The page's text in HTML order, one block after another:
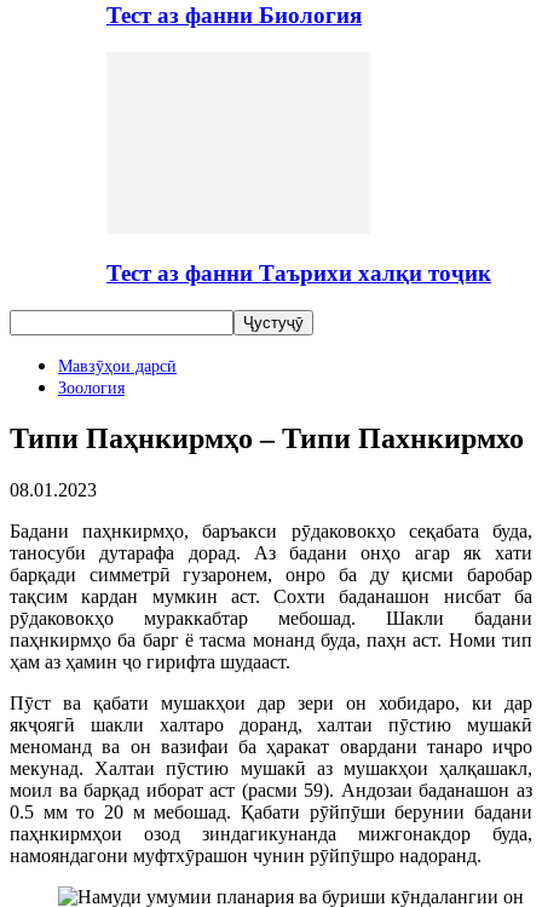
Тест аз фанни Биология
Тест аз фанни Таърихи халқи тоҷик
Мавзӯҳои дарсӣ
Зоология
Типи Паҳнкирмҳо – Типи Пахнкирмхо
08.01.2023
Бадани паҳнкирмҳо, баръакси рӯдаковокҳо сеқабата буда,
таносуби дутарафа дорад. Аз бадани онҳо агар як хати
барқади симметрӣ гузаронем, онро ба ду қисми баробар
тақсим кардан мумкин аст. Сохти баданашон нисбат ба
рӯдаковокҳо мураккабтар мебошад. Шакли бадани
паҳнкирмҳо ба барг ё тасма монанд буда, паҳн аст. Номи тип
ҳам аз ҳамин ҷо гирифта шудааст.
Пӯст ва қабати мушакҳои дар зери он хобидаро, ки дар
якҷоягӣ шакли халтаро доранд, халтаи пӯстию мушакӣ
меноманд ва он вазифаи ба ҳаракат овардани танаро иҷро
мекунад. Халтаи пӯстию мушакӣ аз мушакҳои ҳалқашакл,
моил ва барқад иборат аст (расми 59). Андозаи баданашон аз
0.5 мм то 20 м мебошад. Қабати рӯйпӯши берунии бадани
паҳнкирмҳои озод зиндагикунанда мижгонакдор буда,
намояндагони муфтхӯрашон чунин рӯйпӯшро надоранд.